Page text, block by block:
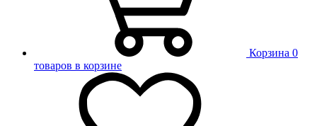
Корзина 0
товаров в корзине